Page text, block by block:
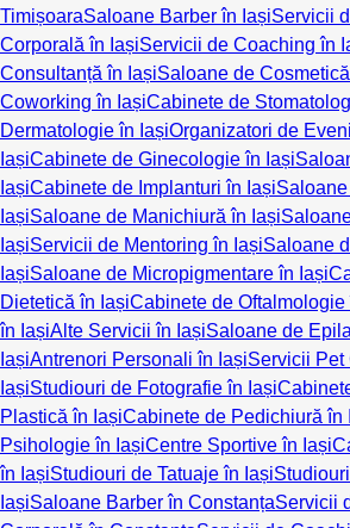
TimișoaraSaloane Barber în IașiServicii
Corporală în IașiServicii de Coaching în
Consultanță în IașiSaloane de
Coworking în IașiCabinete de
Dermatologie în IașiOrganizatori de
IașiCabinete de Ginecologie în Iași
IașiCabinete de Implanturi în Iași
IașiSaloane de Manichiură în Iași
IașiServicii de Mentoring în IașiSaloane
IașiSaloane de Micropigmentare în Iași
Dietetică în IașiCabinete de Oftalmologie
în IașiAlte Servicii în IașiSaloane de
IașiAntrenori Personali în IașiServicii Pet
IașiStudiouri de Fotografie în Iași
Plastică în IașiCabinete de Pedichiură în
Psihologie în IașiCentre Sportive în Iași
în IașiStudiouri de Tatuaje în Iași
IașiSaloane Barber în ConstanțaServicii